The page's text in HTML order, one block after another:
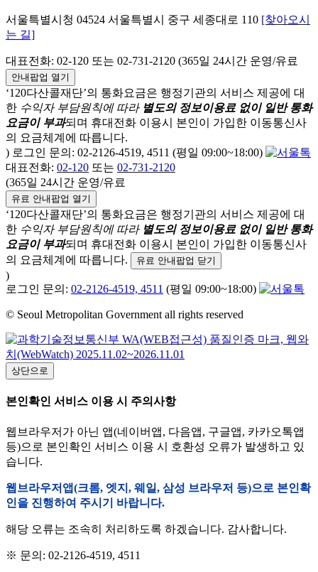
서울특별시청 04524 서울특별시 중구 세종대로 110 [찾아오시
는 길]
대표전화: 02-120 또는 02-731-2120 (365일 24시간 운영/유료
안내팝업 열기
‘120다산콜재단’의 통화요금은 행정기관의 서비스 제공에 대
한 수익자 부담원칙에 따라 별도의 정보이용료 없이 일반 통화
요금이 부과되며 휴대전화 이용시 본인이 가입한 이동통신사
의 요금체계에 따릅니다.
) 로그인 문의: 02-2126-4519, 4511 (평일 09:00~18:00)
대표전화: 02-120 또는 02-731-2120
(365일 24시간 운영/유료
유료 안내팝업 열기
‘120다산콜재단’의 통화요금은 행정기관의 서비스 제공에 대
한 수익자 부담원칙에 따라 별도의 정보이용료 없이 일반 통화
요금이 부과되며 휴대전화 이용시 본인이 가입한 이동통신사
의 요금체계에 따릅니다.
유료 안내팝업 닫기
)
로그인 문의: 02-2126-4519, 4511 (평일 09:00~18:00)
© Seoul Metropolitan Government all rights reserved
상단으로
본인확인 서비스 이용 시 주의사항
웹브라우저가 아닌 앱(네이버앱, 다음앱, 구글앱, 카카오톡앱
등)으로 본인확인 서비스 이용 시 호환성 오류가 발생하고 있
습니다.
웹브라우저앱(크롬, 엣지, 웨일, 삼성 브라우저 등)으로 본인확
인을 진행하여 주시기 바랍니다.
해당 오류는 조속히 처리하도록 하겠습니다. 감사합니다.
※ 문의: 02-2126-4519, 4511